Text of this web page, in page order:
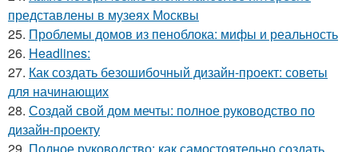
представлены в музеях Москвы
25. Проблемы домов из пеноблока: мифы и реальность
26. Headlines:
27. Как создать безошибочный дизайн-проект: советы
для начинающих
28. Создай свой дом мечты: полное руководство по
дизайн-проекту